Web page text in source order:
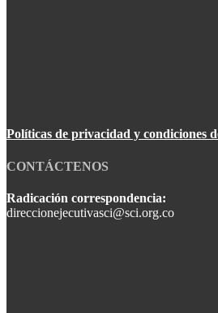
Políticas de privacidad y condiciones
CONTÁCTENOS
Radicación correspondencia:
direccionejecutivasci@sci.org.co